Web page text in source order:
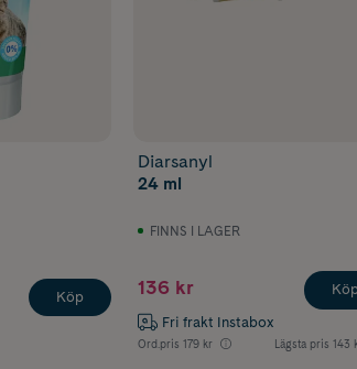
Köp
Diarsanyl
24 ml
FINNS I LAGER
136 kr
Fri frakt Instabox
Ord.pris 179 kr Lägsta pris 143
Köp